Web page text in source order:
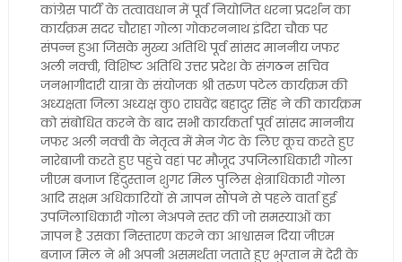
कांग्रेस पार्टी के तत्वावधान में पूर्व नियोजित धरना प्रदर्शन का
कार्यक्रम सदर चौराहा गोला गोकरननाथ इंदिरा चौक पर
संपन्न हुआ जिसके मुख्य अतिथि पूर्व सांसद माननीय जफर
अली नक्वी, विशिष्ट अतिथि उत्तर प्रदेश के संगठन सचिव
जनभागीदारी यात्रा के संयोजक श्री तरुण पटेल कार्यक्रम की
अध्यक्षता जिला अध्यक्ष कु० राघवेंद्र बहादुर सिंह ने की कार्यक्रम
को संबोधित करने के बाद सभी कार्यकर्ता पूर्व सांसद माननीय
जफर अली नक्वी के नेतृत्व में मेन गेट के लिए कूच करते हुए
नारेबाजी करते हुए पहुंचे वहां पर मौजूद उपजिलाधिकारी गोला
जीएम बजाज हिंदुस्तान शुगर मिल पुलिस क्षेत्राधिकारी गोला
आदि सक्षम अधिकारियों से ज्ञापन सौंपने से पहले वार्ता हुई
उपजिलाधिकारी गोला नेअपने स्तर की जो समस्याओं का
ज्ञापन है उसका निस्तारण करने का आश्वासन दिया जीएम
बजाज मिल ने भी अपनी असमर्थता जताते हुए भुग्तान में देरी के